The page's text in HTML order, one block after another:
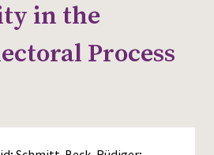
in the
Process